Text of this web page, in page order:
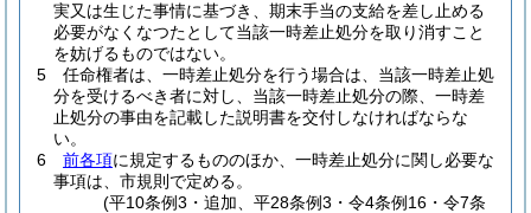
実又は生じた事情に基づき、期末手当の支給を差し止める
必要がなくなつたとして当該一時差止処分を取り消すこと
を妨げるものではない。
5
任命権者は、一時差止処分を行う場合は、当該一時差止処
分を受けるべき者に対し、当該一時差止処分の際、一時差
止処分の事由を記載した説明書を交付しなければならな
い。
6
前各項に規定するもののほか、一時差止処分に関し必要な
事項は、市規則で定める。
(平10条例3・追加、平28条例3・令4条例16・令7条